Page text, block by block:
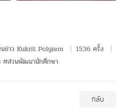
ข่าว Kukrit Polyiem
1536 ครั้ง
#ส่วนพัฒนานักศึกษา
กลับ